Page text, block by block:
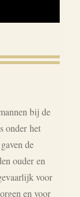
bij de
onder het
de
ouder en
voor
en voor